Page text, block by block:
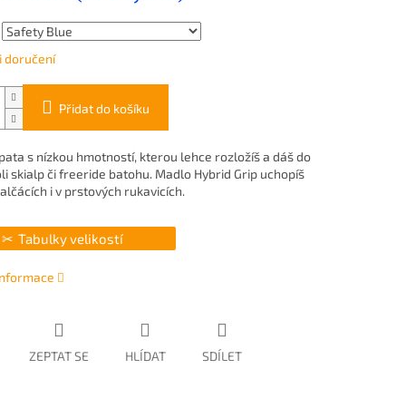
doručení
Přidat do košíku
s nízkou hmotností, kterou lehce rozložíš a dáš do
skialp či freeride batohu. Madlo Hybrid Grip uchopíš
i v prstových rukavicích.
Tabulky velikostí
ZEPTAT SE HLÍDAT SDÍLET